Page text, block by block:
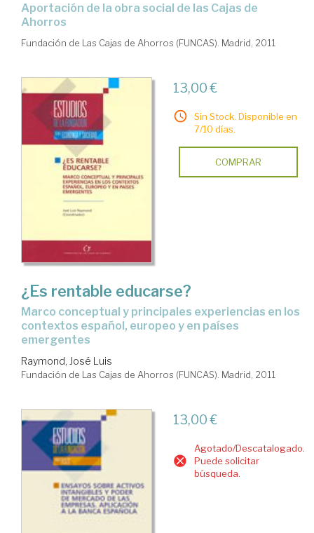
aportación de la obra social de las Cajas de
Ahorros
Fundación de Las Cajas de Ahorros (FUNCAS). Madrid, 2011
13,00 €
Sin Stock. Disponible en
7/10 días.
COMPRAR
¿Es rentable educarse?
marco conceptual y principales experiencias en los
contextos español, europeo y en países
emergentes
Raymond, José Luis
Fundación de Las Cajas de Ahorros (FUNCAS). Madrid, 2011
13,00 €
Agotado/Descatalogado.
Puede solicitar
búsqueda.